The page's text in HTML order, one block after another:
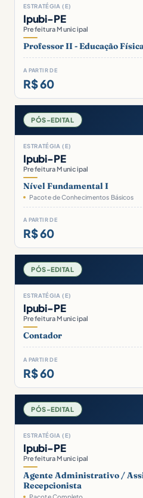
ESTRATÉGIA (E)
Ipubi-PE
Prefeitura Municipal
Professor II - Educação
A PARTIR DE
R$ 60
PÓS-EDITAL
ESTRATÉGIA (E)
Ipubi-PE
Prefeitura Municipal
Nível Fundamental I
Pacote de Conhecimentos Básicos
A PARTIR DE
R$ 60
PÓS-EDITAL
ESTRATÉGIA (E)
Ipubi-PE
Prefeitura Municipal
Contador
A PARTIR DE
R$ 60
PÓS-EDITAL
ESTRATÉGIA (E)
Ipubi-PE
Prefeitura Municipal
Agente Administrativo /
Recepcionista
Pacote Completo